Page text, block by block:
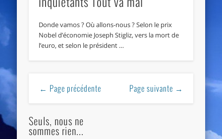
Donde vamos ? Où allons-nous ? Selon le prix
Nobel d’économie Joseph Stigliz, vers la mort de
l’euro, et selon le président …
← Page précédente Page suivante →
Seuls, nous ne
sommes rien...